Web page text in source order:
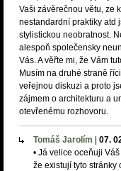
Vaši závěrečnou větu, ze
nestandardní praktiky atd
stylistickou neobratnost.
alespoň společensky
Vás. A věřte mi, že Vám
Musím na druhé straně
veřejnou diskuzi a proto
zájmem o architekturu a
otevřenému rozhovoru.
Tomáš Jarolím 07.
• Já velice oceňuji
že existují tyto stránky